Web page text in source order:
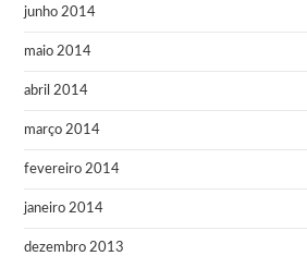
junho 2014
maio 2014
abril 2014
março 2014
fevereiro 2014
janeiro 2014
dezembro 2013